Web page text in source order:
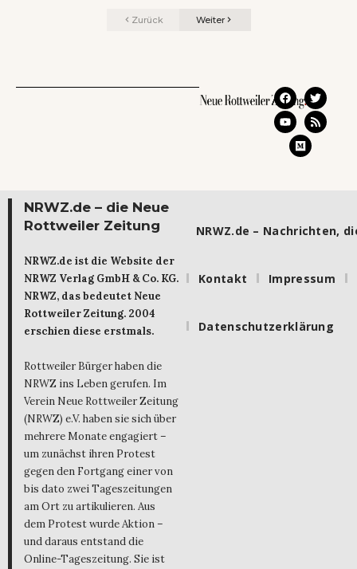
Zurück Weiter
NRWZ.de – die Neue
Rottweiler Zeitung
NRWZ.de ist die Website der
NRWZ Verlag GmbH & Co. KG.
NRWZ, das bedeutet Neue
Rottweiler Zeitung. 2004
erschien diese erstmals.
Rottweiler Bürger haben die
NRWZ ins Leben gerufen. Im
Verein Neue Rottweiler Zeitung
(NRWZ) e.V. haben sie sich über
mehrere Monate engagiert –
um zunächst ihren Protest
gegen den Fortgang einer von
bis dato zwei Tageszeitungen
am Ort zu artikulieren. Aus
dem Protest wurde Aktion –
und daraus entstand die
Online-Tageszeitung. Sie ist
NRWZ.de – Nachrichten,
Kontakt Impressum
Datenschutzerklärung